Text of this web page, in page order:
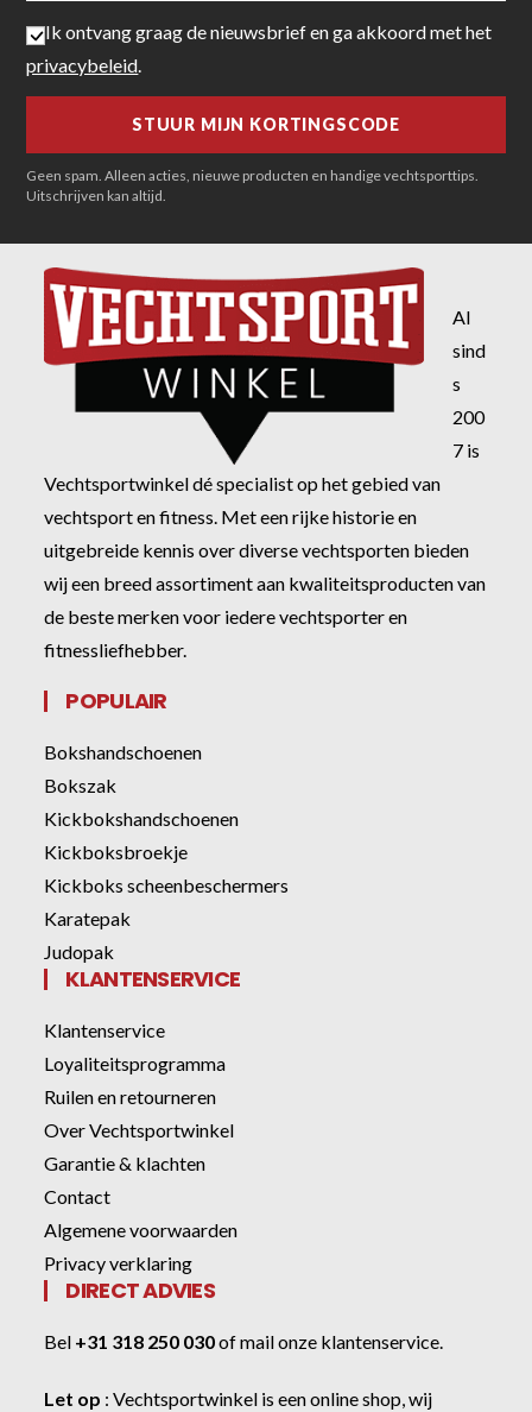
Ik ontvang graag de nieuwsbrief en ga akkoord met het
privacybeleid.
Geen spam. Alleen acties, nieuwe producten en handige vechtsporttips.
Uitschrijven kan altijd.
Al
sind
s
200
7 is
Vechtsportwinkel dé specialist op het gebied van
vechtsport en fitness. Met een rijke historie en
uitgebreide kennis over diverse vechtsporten bieden
wij een breed assortiment aan kwaliteitsproducten van
de beste merken voor iedere vechtsporter en
fitnessliefhebber.
POPULAIR
Bokshandschoenen
Bokszak
Kickbokshandschoenen
Kickboksbroekje
Kickboks scheenbeschermers
Karatepak
Judopak
KLANTENSERVICE
Klantenservice
Loyaliteitsprogramma
Ruilen en retourneren
Over Vechtsportwinkel
Garantie & klachten
Contact
Algemene voorwaarden
Privacy verklaring
DIRECT ADVIES
Bel +31 318 250 030ofmail onze klantenservice.
Let op :Vechtsportwinkel is een online shop, wij